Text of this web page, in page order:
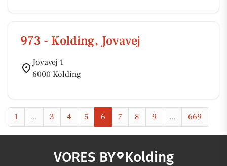
973 - Kolding, Jovavej
Jovavej 1
6000 Kolding
1 ... 3 4 5 6 7 8 9 ... 669
VORES BY Kolding